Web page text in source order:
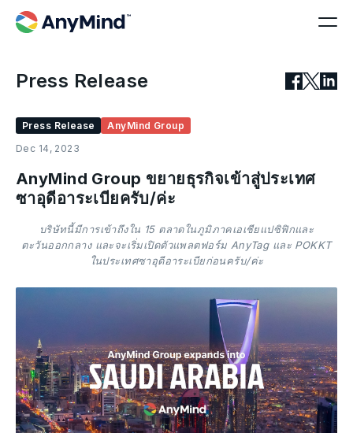
Press Release
Press Release
AnyMind Group
Dec 14, 2023
AnyMind Group ขยายธุรกิจเข้าสู่ประเทศ
ซาอุดีอาระเบียครับ/ค่ะ
บริษัทนี้มีการเข้าถึงใน 15 ตลาดในภูมิภาคเอเชียแปซิฟิกและ
ตะวันออกกลาง และจะเริ่มเปิดตัวแพลตฟอร์ม AnyTag และ POKKT
ในประเทศซาอุดีอาระเบียก่อนครับ/ค่ะ